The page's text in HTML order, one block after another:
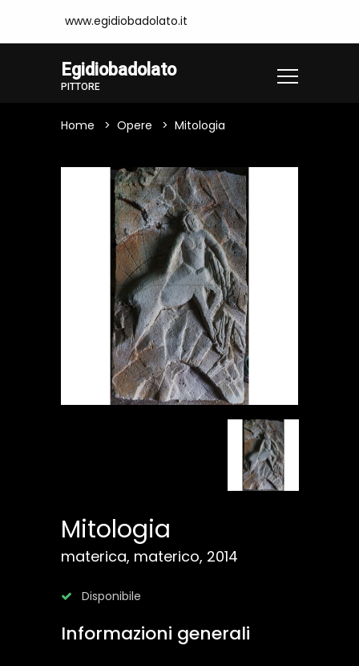
www.egidiobadolato.it
Egidiobadolato
PITTORE
Home Opere Mitologia
Mitologia
materica, materico, 2014
Disponibile
Informazioni generali